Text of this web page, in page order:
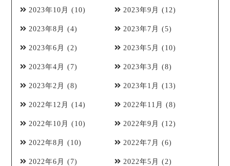
2023年10月 (10) 2023年9月 (12)
2023年8月 (4) 2023年7月 (5)
2023年6月 (2) 2023年5月 (10)
2023年4月 (7) 2023年3月 (8)
2023年2月 (8) 2023年1月 (13)
2022年12月 (14) 2022年11月 (8)
2022年10月 (10) 2022年9月 (12)
2022年8月 (10) 2022年7月 (6)
2022年6月 (7) 2022年5月 (2)